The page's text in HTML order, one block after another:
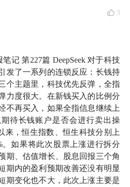
3
记 第227篇 DeepSeek 对于科技
发了一系列的连锁反应：长钱持
个主题里，科技优先反弹，全指
力度很大。在新钱买入的比例分
不再买入，如果全指信息继续上
待长钱账户是否会进行卖出操
来，恒生指数、恒生科技分别上
。如果将此次股票上涨进行拆分
期、估值增长、股息回报三个角
期内的盈利预期改善还没有明显
期变化也不大，此次上涨主要是